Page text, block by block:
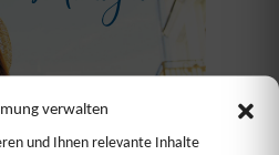
verwalten
und Ihnen relevante Inhalte